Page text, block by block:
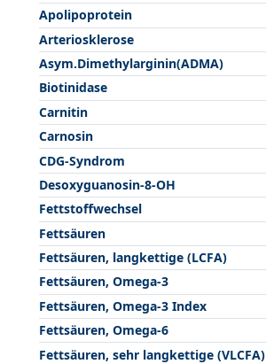
Apolipoprotein
Arteriosklerose
Asym.Dimethylarginin(ADMA)
Biotinidase
Carnitin
Carnosin
CDG-Syndrom
Desoxyguanosin-8-OH
Fettstoffwechsel
Fettsäuren
Fettsäuren, langkettige (LCFA)
Fettsäuren, Omega-3
Fettsäuren, Omega-3 Index
Fettsäuren, Omega-6
Fettsäuren, sehr langkettige (VLCFA)